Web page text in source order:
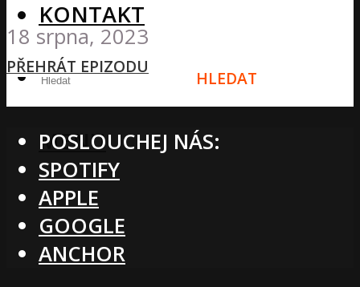
KONTAKT
HLEDAT
MENU
18 srpna, 2023
PŘEHRÁT EPIZODU
POSLOUCHEJ NÁS:
SPOTIFY
APPLE
GOOGLE
ANCHOR